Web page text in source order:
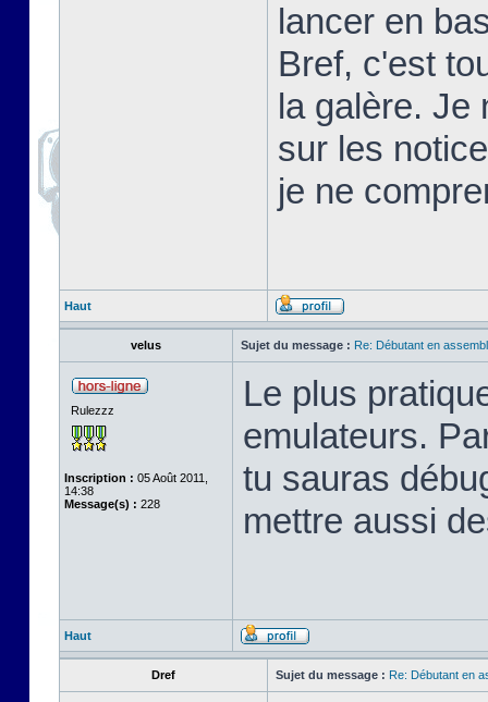
lancer en
Bref, c'est
la galère. Je
sur les
je ne
Haut
velus Sujet du message : Re: Débutant en
Rulezzz
Inscription : 05 Août 2011,
14:38
Message(s) : 228
Le plus
emulateurs.
tu sauras
mettre aussi
Haut
Dref Sujet du message : Re: Débutant en